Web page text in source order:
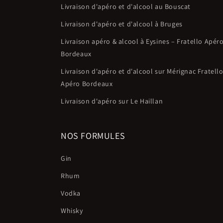
Livraison d'apéro et d'alcool au Bouscat
Livraison d'apéro et d'alcool à Bruges
Livraison apéro & alcool à Eysines – Fratello Apéro
Bordeaux
Livraison d'apéro et d'alcool sur Mérignac Fratello
Apéro Bordeaux
Livraison d'apéro sur Le Haillan
NOS FORMULES
Gin
Rhum
Vodka
Whisky